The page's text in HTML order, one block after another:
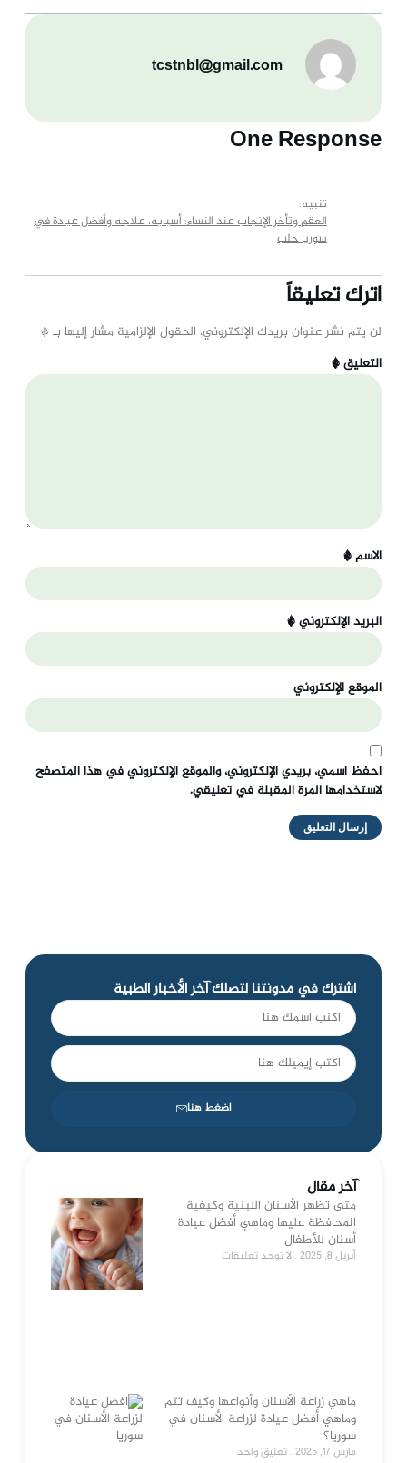
tcstnbl@gmail.com
One Response
تنبيه:
العقم وتأخر الإنجاب عند النساء: أسبابه، علاجه وأفضل عيادة في
سوريا حلب
اترك تعليقاً
لن يتم نشر عنوان بريدك الإلكتروني. الحقول الإلزامية مشار إليها بـ*
التعليق*
الاسم*
البريد الإلكتروني*
الموقع الإلكتروني
احفظ اسمي، بريدي الإلكتروني، والموقع الإلكتروني في هذا المتصفح
لاستخدامها المرة المقبلة في تعليقي.
اشترك في مدونتنا لتصلك آخر الأخبار الطبية
اضغط هنا
آخر مقال
متى تظهر الأسنان اللبنية وكيفية
المحافظة عليها وماهي أفضل عيادة
أسنان للأطفال
أبريل 8, 2025 لا توجد تعليقات
ماهي زراعة الأسنان وأنواعها وكيف تتم
وماهي أفضل عيادة لزراعة الأسنان في
سوريا؟
مارس 17, 2025 تعليق واحد